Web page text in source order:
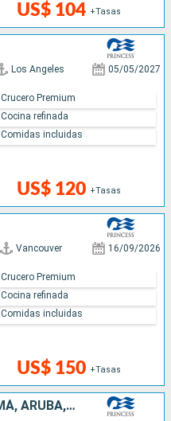
US$ 104 +Tasas
Los Angeles 05/05/2027
US$ 120 +Tasas
Crucero Premium
Cocina refinada
Comidas incluidas
Vancouver 16/09/2026
US$ 150 +Tasas
Crucero Premium
Cocina refinada
Comidas incluidas
MÉXICO, COSTA RICA, PANAMÁ, ARUBA, ESTADOS UNIDOS